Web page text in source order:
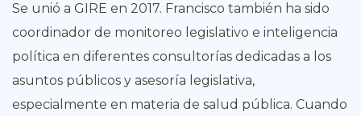
Se unió a GIRE en 2017. Francisco también ha sido
coordinador de monitoreo legislativo e inteligencia
política en diferentes consultorías dedicadas a los
asuntos públicos y asesoría legislativa,
especialmente en materia de salud pública. Cuando